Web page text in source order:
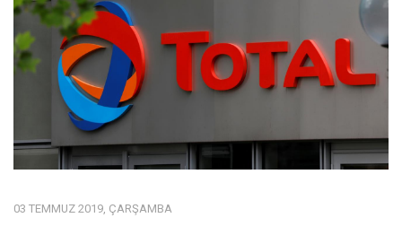
03 TEMMUZ 2019, ÇARŞAMBA